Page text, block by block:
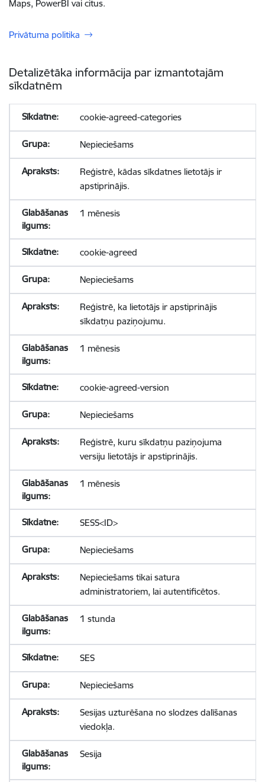
Maps, PowerBI vai citus.
Privātuma politika
Detalizētāka informācija par izmantotajām
sīkdatnēm
cookie-agreed-categories
Nepieciešams
Reģistrē, kādas sīkdatnes lietotājs ir
apstiprinājis.
1 mēnesis
cookie-agreed
Nepieciešams
Reģistrē, ka lietotājs ir apstiprinājis
sīkdatņu paziņojumu.
1 mēnesis
cookie-agreed-version
Nepieciešams
Reģistrē, kuru sīkdatņu paziņojuma
versiju lietotājs ir apstiprinājis.
1 mēnesis
SESS<ID>
Nepieciešams
Nepieciešams tikai satura
administratoriem, lai autentificētos.
1 stunda
SES
Nepieciešams
Sesijas uzturēšana no slodzes dalīšanas
viedokļa.
Sesija